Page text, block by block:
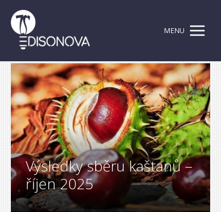
MENU
Výsledky sběru kaštanů –
říjen 2025